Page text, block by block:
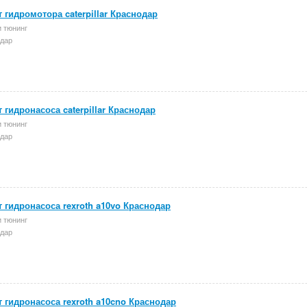
гидромотора caterpillar Краснодар
тюнинг
гидронасоса caterpillar Краснодар
тюнинг
гидронасоса rexroth a10vo Краснодар
тюнинг
гидронасоса rexroth a10cno Краснодар